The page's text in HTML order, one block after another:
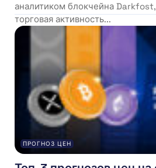
аналитиком блокчейна Darkfost,
торговая активность...
ПРОГНОЗ ЦЕН